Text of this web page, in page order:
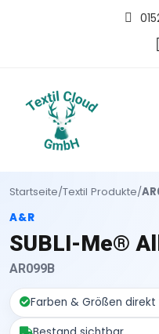
Startseite/Textil Produkte/
A&R
SUBLI-Me®
AR099B
Farben & Größen